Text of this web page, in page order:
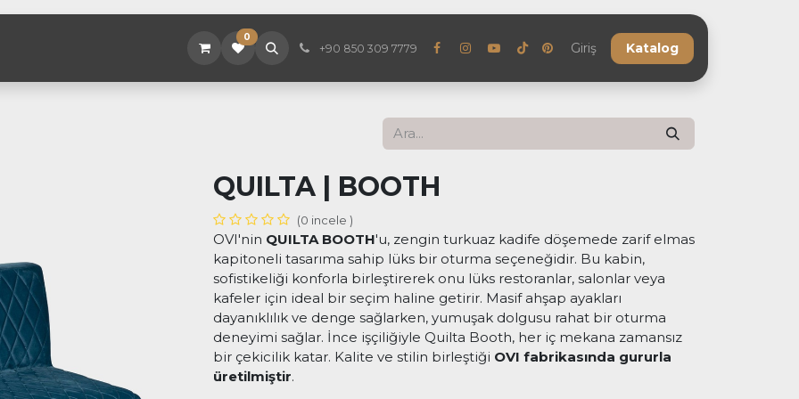
Mağaza Hizmetler Projeler Referanslar SSS Blog Bize Ulaşın
0
+90 850 309 7779 Giriş Katalog
QUILTA | BOOTH
(0 incele )
OVI'nin QUILTA BOOTH'u, zengin turkuaz kadife döşemede zarif elmas
kapitoneli tasarıma sahip lüks bir oturma seçeneğidir. Bu kabin,
sofistikeliği konforla birleştirerek onu lüks restoranlar, salonlar veya
kafeler için ideal bir seçim haline getirir. Masif ahşap ayakları
dayanıklılık ve denge sağlarken, yumuşak dolgusu rahat bir oturma
deneyimi sağlar. İnce işçiliğiyle Quilta Booth, her iç mekana zamansız
bir çekicilik katar. Kalite ve stilin birleştiği OVI fabrikasında gururla
üretilmiştir.